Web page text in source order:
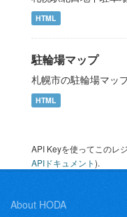
HTML
駐輪場マップ
札幌市の駐輪場マッ
HTML
API Keyを使ってこのレ
APIドキュメント).
About HODA